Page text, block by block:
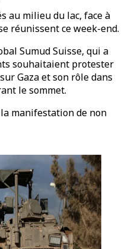
au milieu du lac, face à
réunissent ce week-end.
Sumud Suisse, qui a
souhaitaient protester
Gaza et son rôle dans
le sommet.
manifestation de non